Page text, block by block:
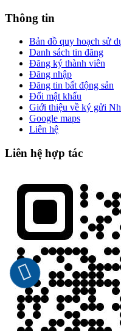
Thông tin
Bản đồ quy hoạch sử
Danh sách tin đăng
Đăng ký thành viên
Đăng nhập
Đăng tin bất động sản
Đổi mật khẩu
Giới thiệu về ký gửi
Google maps
Liên hệ
Liên hệ hợp tác